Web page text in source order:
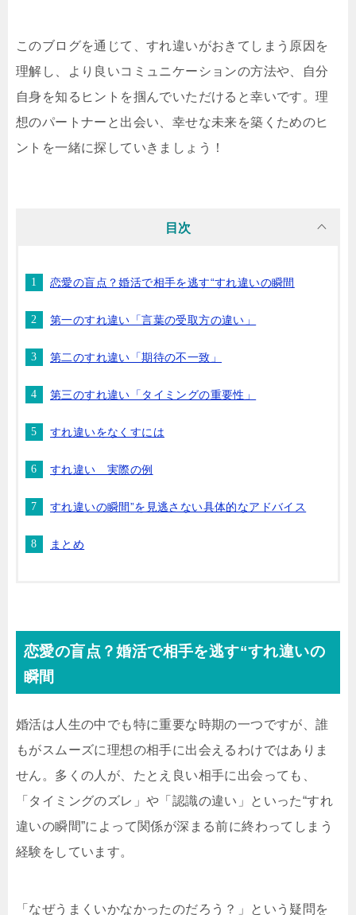
このブログを通じて、すれ違いがおきてしまう原因を
理解し、より良いコミュニケーションの方法や、自分
自身を知るヒントを掴んでいただけると幸いです。理
想のパートナーと出会い、幸せな未来を築くためのヒ
ントを一緒に探していきましょう！
目次
恋愛の盲点？婚活で相手を逃す“すれ違いの瞬間
第一のすれ違い「言葉の受取方の違い」
第二のすれ違い「期待の不一致」
第三のすれ違い「タイミングの重要性」
すれ違いをなくすには
すれ違い 実際の例
すれ違いの瞬間”を見逃さない具体的なアドバイス
まとめ
恋愛の盲点？婚活で相手を逃す“すれ違いの
瞬間
婚活は人生の中でも特に重要な時期の一つですが、誰
もがスムーズに理想の相手に出会えるわけではありま
せん。多くの人が、たとえ良い相手に出会っても、
「タイミングのズレ」や「認識の違い」といった“すれ
違いの瞬間”によって関係が深まる前に終わってしまう
経験をしています。
「なぜうまくいかなかったのだろう？」という疑問を